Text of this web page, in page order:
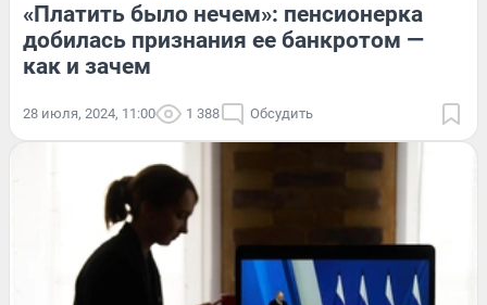
«Платить было нечем»: пенсионерка
добилась признания ее банкротом —
как и зачем
28 июля, 2024, 11:00 1 388 Обсудить